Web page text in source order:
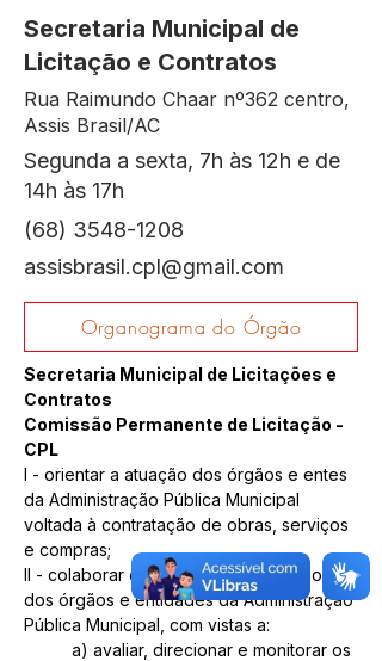
Secretaria Municipal de
Licitação e Contratos
Rua Raimundo Chaar nº362 centro,
Assis Brasil/AC
Segunda a sexta, 7h às 12h e de
14h às 17h
(68) 3548-1208
assisbrasil.cpl@gmail.com
Organograma do Órgão
Secretaria Municipal de Licitações e
Contratos
Comissão Permanente de Licitação -
CPL
I - orientar a atuação dos órgãos e entes
da Administração Pública Municipal
voltada à contratação de obras, serviços
e compras;
II - colaborar com a alta administração
dos órgãos e entidades da Administração
Pública Municipal, com vistas a:
a) avaliar, direcionar e monitorar os